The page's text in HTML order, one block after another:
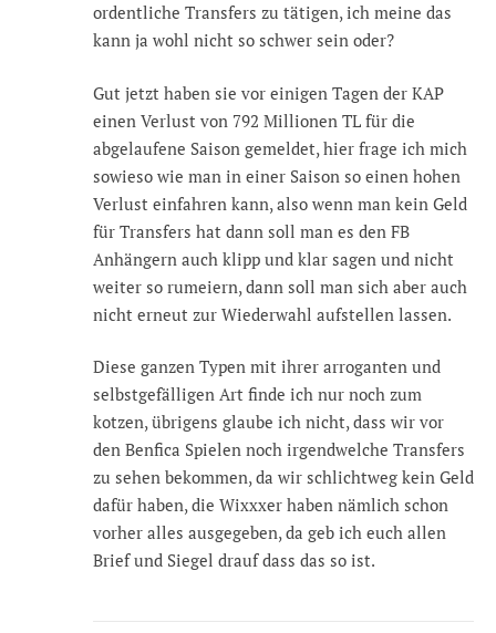
ordentliche Transfers zu tätigen, ich meine das
kann ja wohl nicht so schwer sein oder?
Gut jetzt haben sie vor einigen Tagen der KAP
einen Verlust von 792 Millionen TL für die
abgelaufene Saison gemeldet, hier frage ich mich
sowieso wie man in einer Saison so einen hohen
Verlust einfahren kann, also wenn man kein Geld
für Transfers hat dann soll man es den FB
Anhängern auch klipp und klar sagen und nicht
weiter so rumeiern, dann soll man sich aber auch
nicht erneut zur Wiederwahl aufstellen lassen.
Diese ganzen Typen mit ihrer arroganten und
selbstgefälligen Art finde ich nur noch zum
kotzen, übrigens glaube ich nicht, dass wir vor
den Benfica Spielen noch irgendwelche Transfers
zu sehen bekommen, da wir schlichtweg kein Geld
dafür haben, die Wixxxer haben nämlich schon
vorher alles ausgegeben, da geb ich euch allen
Brief und Siegel drauf dass das so ist.